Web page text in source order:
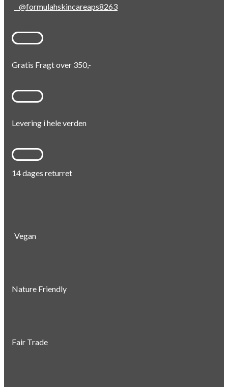
@formulahskincareaps8263
Gratis Fragt over 350,-
Levering i hele verden
14 dages returret
Vegan
Nature Friendly
Fair Trade